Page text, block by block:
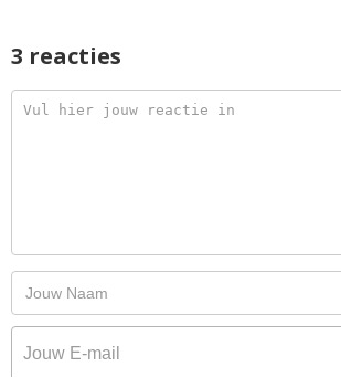
3 reacties